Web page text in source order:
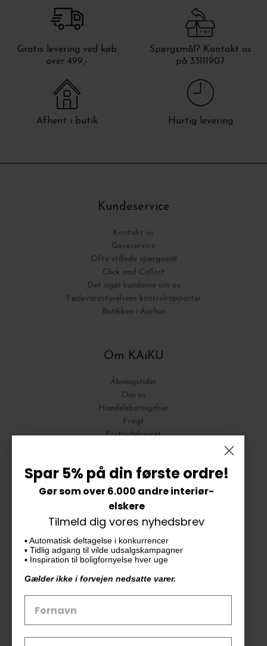
Gratis levering ved køb
over 499,-
Spørgsmål? Kontakt os
på 33111907
Afhent i butik Hurtig levering
Kundeservice
Kontakt os
Gaveservice
Ofte stillede spørgsmål
Click and Collect
Det siger kunderne om os
Fødevarestyrelsens kontrolrapporter
Butikken i Aarhus
Om KAiKU
Åbningstider
Om os
Handelsbetingelser
Fragt
Fortrydelsesret
Vores butik
KAiKU ApS
Langdalsvej 46, bygning 7
8220 Brabrand
Tlf. 33 11 19 07
CVR-nr. 30715349
Spar 5% på din første ordre!
Gør som over 6.000 andre interiør-
elskere
Tilmeld dig vores nyhedsbrev
▪️ Automatisk deltagelse i konkurrencer
▪️ Tidlig adgang til vilde udsalgskampagner
▪️ Inspiration til boligfornyelse hver uge
Gælder ikke i forvejen nedsatte varer.